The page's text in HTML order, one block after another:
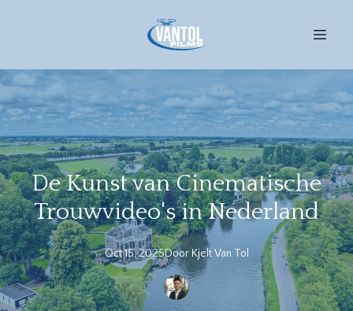
De Kunst van Cinematische
Trouwvideo's in Nederland
Oct 15, 2025Door Kjelt Van Tol